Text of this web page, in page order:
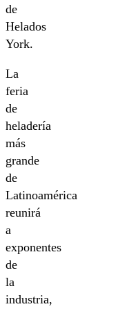
de
Helados
York.
La
feria
de
heladería
más
grande
de
Latinoamérica
reunirá
a
exponentes
de
la
industria,